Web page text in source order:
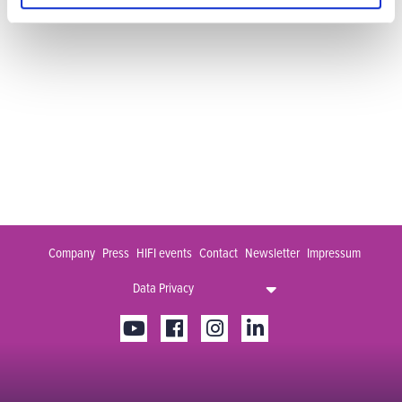
Go back
Company Press HIFI events Contact Newsletter Impressum
Data Privacy